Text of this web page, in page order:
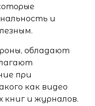
и
обладают
при
как видео
и журналов.